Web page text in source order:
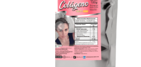
Anterior